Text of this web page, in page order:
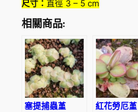
尺寸： 直徑 3 – 5 cm
相關商品:
塞提捕蟲堇
紅花勞厄堇